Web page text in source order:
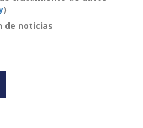
)
de noticias